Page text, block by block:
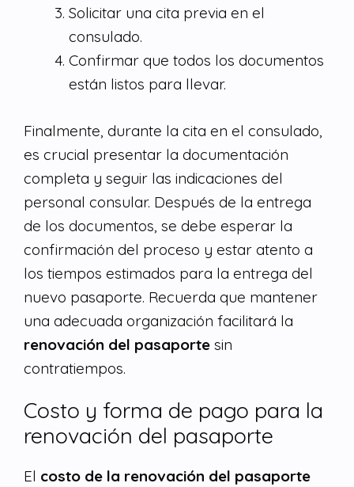
Solicitar una cita previa en el
consulado.
Confirmar que todos los documentos
están listos para llevar.
Finalmente, durante la cita en el consulado,
es crucial presentar la documentación
completa y seguir las indicaciones del
personal consular. Después de la entrega
de los documentos, se debe esperar la
confirmación del proceso y estar atento a
los tiempos estimados para la entrega del
nuevo pasaporte. Recuerda que mantener
una adecuada organización facilitará la
renovación del pasaporte sin
contratiempos.
Costo y forma de pago para la
renovación del pasaporte
El costo de la renovación del pasaporte